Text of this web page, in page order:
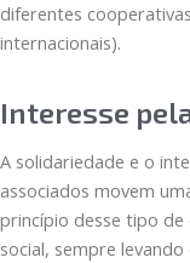
diferentes
internacionais).
Interesse
A solidariedade e o
associados movem
princípio desse tipo
social, sempre